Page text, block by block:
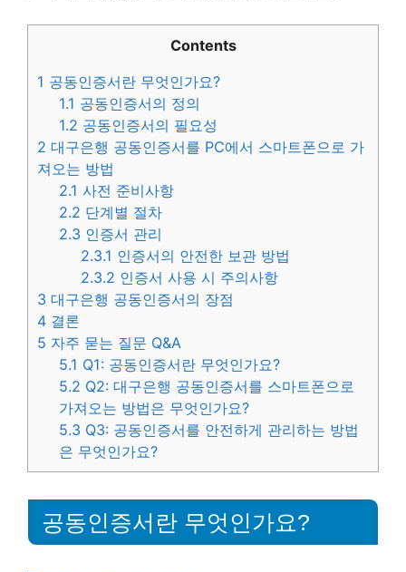
Contents
1 공동인증서란 무엇인가요?
1.1 공동인증서의 정의
1.2 공동인증서의 필요성
2 대구은행 공동인증서를 PC에서 스마트폰으로 가
져오는 방법
2.1 사전 준비사항
2.2 단계별 절차
2.3 인증서 관리
2.3.1 인증서의 안전한 보관 방법
2.3.2 인증서 사용 시 주의사항
3 대구은행 공동인증서의 장점
4 결론
5 자주 묻는 질문 Q&A
5.1 Q1: 공동인증서란 무엇인가요?
5.2 Q2: 대구은행 공동인증서를 스마트폰으로
가져오는 방법은 무엇인가요?
5.3 Q3: 공동인증서를 안전하게 관리하는 방법
은 무엇인가요?
공동인증서란 무엇인가요?